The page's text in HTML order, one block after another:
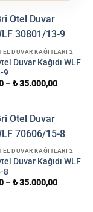
DUVAR KAĞITLARI 2
Duvar Kağıdı WLF
9
– ₺35.000,00
DUVAR KAĞITLARI 2
Duvar Kağıdı WLF
8
– ₺35.000,00